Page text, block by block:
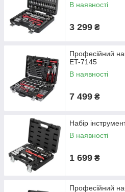
Також ми представляємо
автомобілів і великогабаритної
В наявності
3 299 ₴
Професійний
ET-7145
В наявності
7 499 ₴
Набір
В наявності
1 699 ₴
Професійний